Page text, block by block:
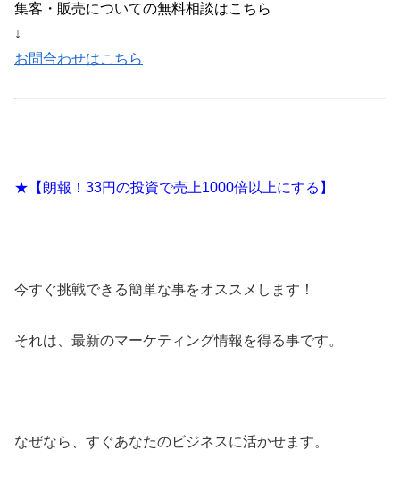
集客・販売についての無料相談はこちら
↓
お問合わせはこちら
★【朗報！33円の投資で売上1000倍以上にする】
今すぐ挑戦できる簡単な事をオススメします！
それは、最新のマーケティング情報を得る事です。
なぜなら、すぐあなたのビジネスに活かせます。